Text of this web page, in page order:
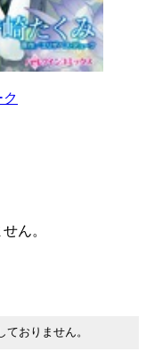
ん。
おりません。